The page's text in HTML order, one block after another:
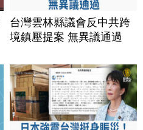
台灣雲林縣議會反中共跨
境鎮壓提案 無異議通過